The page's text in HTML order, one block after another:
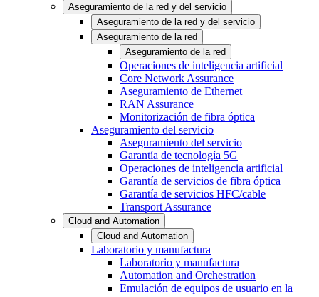
Aseguramiento de la red y del servicio
Aseguramiento de la red y del servicio
Aseguramiento de la red
Aseguramiento de la red
Operaciones de inteligencia artificial
Core Network Assurance
Aseguramiento de Ethernet
RAN Assurance
Monitorización de fibra óptica
Aseguramiento del servicio
Aseguramiento del servicio
Garantía de tecnología 5G
Operaciones de inteligencia artificial
Garantía de servicios de fibra óptica
Garantía de servicios HFC/cable
Transport Assurance
Cloud and Automation
Cloud and Automation
Laboratorio y manufactura
Laboratorio y manufactura
Automation and Orchestration
Emulación de equipos de usuario en la